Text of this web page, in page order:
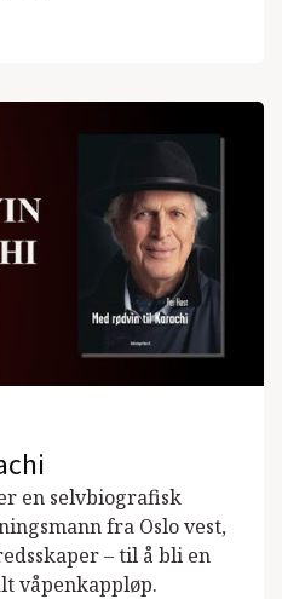
en selvbiografisk
fra Oslo vest,
– til å bli en
våpenkappløp.